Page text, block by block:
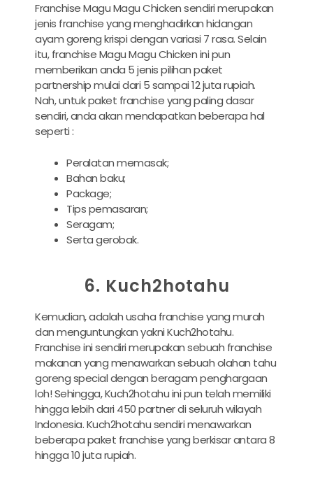
Franchise Magu Magu Chicken sendiri merupakan
jenis franchise yang menghadirkan hidangan
ayam goreng krispi dengan variasi 7 rasa. Selain
itu, franchise Magu Magu Chicken ini pun
memberikan anda 5 jenis pilihan paket
partnership mulai dari 5 sampai 12 juta rupiah.
Nah, untuk paket franchise yang paling dasar
sendiri, anda akan mendapatkan beberapa hal
seperti :
Peralatan memasak;
Bahan baku;
Package;
Tips pemasaran;
Seragam;
Serta gerobak.
6. Kuch2hotahu
Kemudian, adalah usaha franchise yang murah
dan menguntungkan yakni Kuch2hotahu.
Franchise ini sendiri merupakan sebuah franchise
makanan yang menawarkan sebuah olahan tahu
goreng special dengan beragam penghargaan
loh! Sehingga, Kuch2hotahu ini pun telah memiliki
hingga lebih dari 450 partner di seluruh wilayah
Indonesia. Kuch2hotahu sendiri menawarkan
beberapa paket franchise yang berkisar antara 8
hingga 10 juta rupiah.